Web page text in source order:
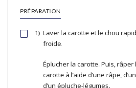
PRÉPARATION
1) Laver la carotte et le chou
froide.
Éplucher la carotte. Puis, râper
carotte à l’aide d’une râpe,
d’un épluche-légumes.